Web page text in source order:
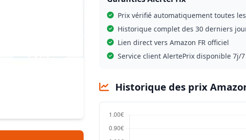
Prix vérifié automatiquement toutes
Historique complet des 30 derniers
Lien direct vers Amazon FR officiel
Service client AlertePrix disponible 7j/7
Historique des prix